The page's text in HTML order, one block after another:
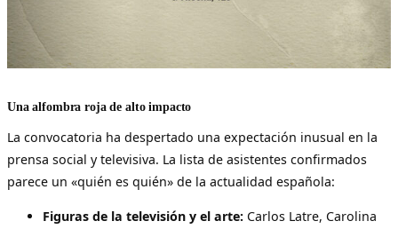
Una alfombra roja de alto impacto
La convocatoria ha despertado una expectación inusual en la
prensa social y televisiva. La lista de asistentes confirmados
parece un «quién es quién» de la actualidad española:
Figuras de la televisión y el arte: Carlos Latre, Carolina